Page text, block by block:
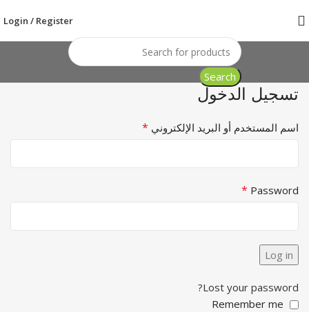
Login / Register
Search
تسجيل الدخول
اسم المستخدم أو البريد الإلكتروني *
Password
*
Log in
Lost your password?
Remember me